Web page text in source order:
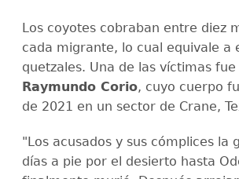
Los coyotes cobraban entre diez
cada migrante, lo cual equivale a
quetzales. Una de las víctimas fue
Raymundo Corio, cuyo cuerpo
de 2021 en un sector de Crane,
"Los acusados ​​y sus cómplices la
días a pie por el desierto hasta